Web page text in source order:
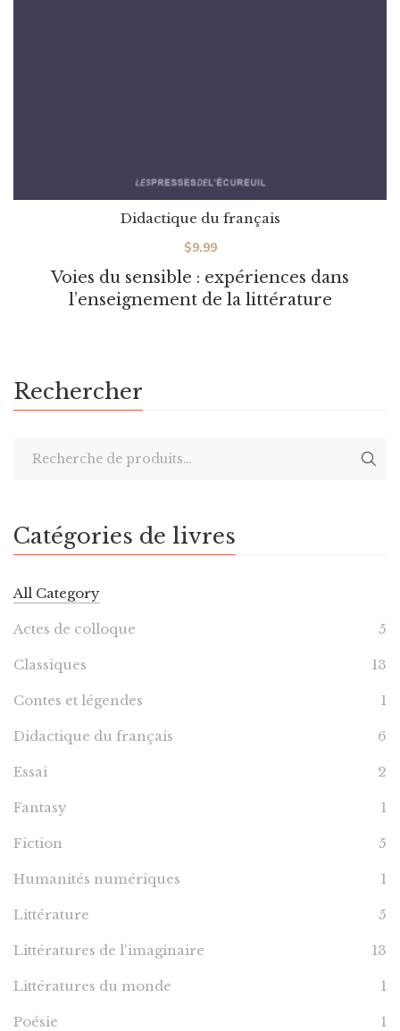
Voies du sensible : expériences dans
l’enseignement de la littérature
Didactique du français
$9.99
Rechercher
Catégories de livres
All Category
Actes de colloque 5
Classiques 13
Contes et légendes 1
Didactique du français 6
Essai 2
Fantasy 1
Fiction 5
Humanités numériques 1
Littérature 5
Littératures de l'imaginaire 13
Littératures du monde 1
Poésie 1